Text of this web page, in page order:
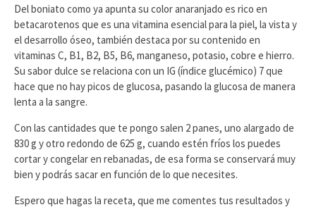
Del boniato como ya apunta su color anaranjado es rico en
betacarotenos que es una vitamina esencial para la piel, la vista y
el desarrollo óseo, también destaca por su contenido en
vitaminas C, B1, B2, B5, B6, manganeso, potasio, cobre e hierro.
Su sabor dulce se relaciona con un IG (índice glucémico) 7 que
hace que no hay picos de glucosa, pasando la glucosa de manera
lenta a la sangre.
Con las cantidades que te pongo salen 2 panes, uno alargado de
830 g y otro redondo de 625 g, cuando estén fríos los puedes
cortar y congelar en rebanadas, de esa forma se conservará muy
bien y podrás sacar en función de lo que necesites.
Espero que hagas la receta, que me comentes tus resultados y